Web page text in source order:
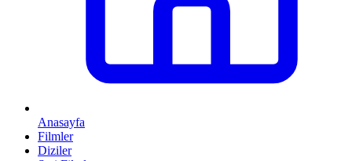
Anasayfa
Filmler
Diziler